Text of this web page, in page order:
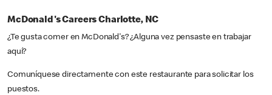
McDonald's Careers Charlotte, NC
¿Te gusta comer en McDonald's? ¿Alguna vez pensaste en trabajar
aquí?
Comuníquese directamente con este restaurante para solicitar los
puestos.